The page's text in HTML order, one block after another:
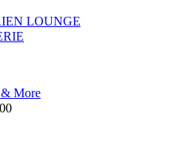
LOUNGE
More